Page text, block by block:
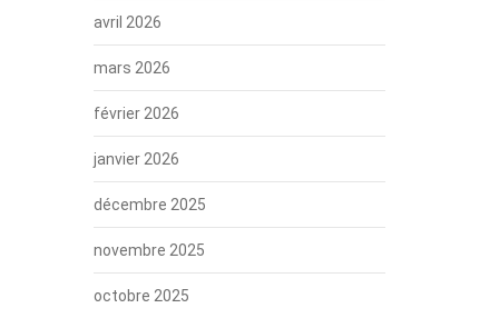
avril 2026
mars 2026
février 2026
janvier 2026
décembre 2025
novembre 2025
octobre 2025